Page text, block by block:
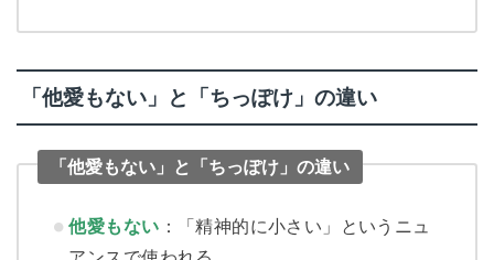
「他愛もない」と「ちっぽけ」の違い
「他愛もない」と「ちっぽけ」の違い
他愛もない ：「精神的に小さい」というニュ